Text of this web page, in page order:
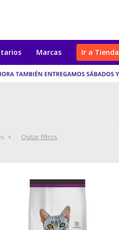
Marcas Ir a Tienda
Quitar filtros